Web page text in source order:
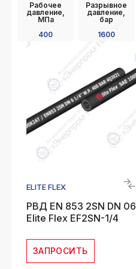
k
Рабочее
давление,
МПа
400
Разрывное
давление,
бар
1600
ELITE FLEX
РВД EN 853 2SN DN
Elite Flex EF2SN-1/4
ЗАПРОСИТЬ